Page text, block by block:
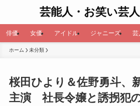
芸能人・お笑い芸
俳優 女優 アイドル ジャニーズ 芸
ホーム 未分類
桜田ひより＆佐野勇斗、
主演 社長令嬢と誘拐犯